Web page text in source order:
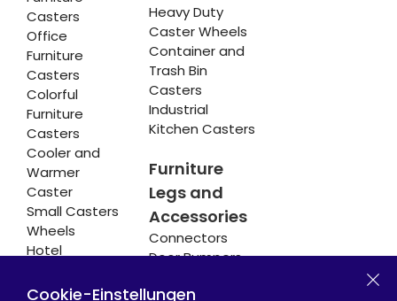
Casters
Office
Furniture
Casters
Colorful
Furniture
Casters
Cooler and
Warmer
Caster
Small Casters
Wheels
Hotel
Casters
Heavy Duty
Caster Wheels
Container and
Trash Bin
Casters
Industrial
Kitchen Casters
Furniture
Legs and
Accessories
Connectors
Door Bumpers
Cookie-Einstellungen